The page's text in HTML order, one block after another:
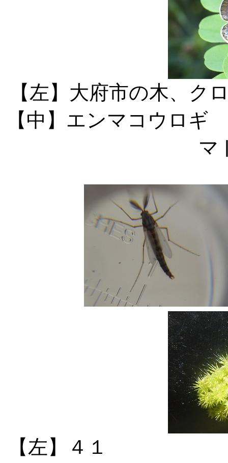
【左】大府市
【中】エンマ
マ
【左】４